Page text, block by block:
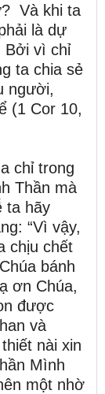
Và khi ta
là dự
Bởi vì chỉ
ta chia sẻ
người,
(1 Cor 10,
chỉ trong
Thần mà
ta hãy
“Vì vậy,
chịu chết
bánh
ơn Chúa,
được
và
nài xin
Mình
một nhờ